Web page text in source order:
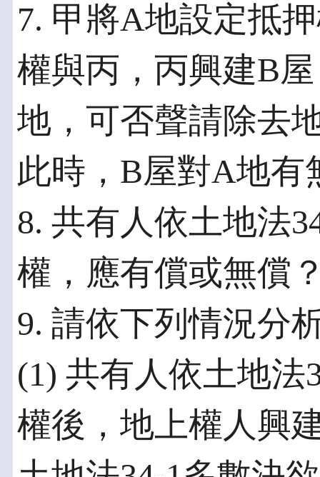
7. 甲將A地設定抵
權與丙，丙興建B
地，可否聲請除去
此時，B屋對A地有
8. 共有人依土地法
權，應有償或無償
9. 請依下列情況分
(1) 共有人依土地法
權後，地上權人興